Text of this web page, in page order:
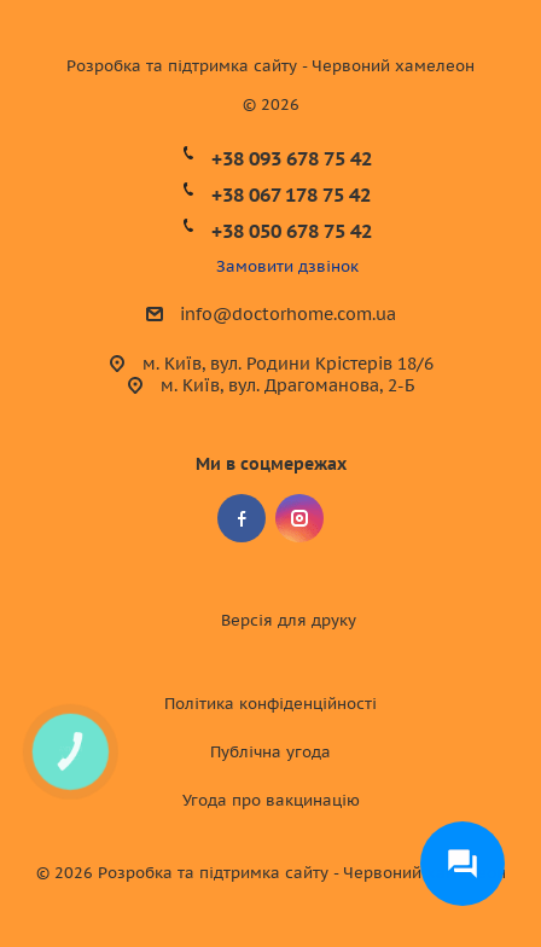
© 2026
Розробка та підтримка сайту - Червоний хамелеон
+38 093 678 75 42
+38 067 178 75 42
+38 050 678 75 42
Замовити дзвінок
info@doctorhome.com.ua
м. Київ, вул. Родини Крістерів 18/6
м. Київ, вул. Драгоманова, 2-Б
Ми в соцмережах
Версія для друку
Політика конфіденційності
Публічна угода
Угода про вакцинацію
© 2026 Розробка та підтримка сайту - Червоний хамелеон
КНОПКА
СВЯЗИ